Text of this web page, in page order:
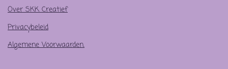
Over SKK Creatief
Privacybeleid
Algemene Voorwaarden.